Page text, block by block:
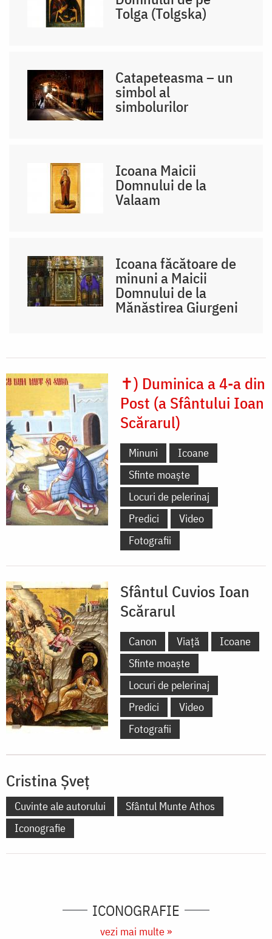
Tolga (Tolgska)
Catapeteasma – un
simbol al
simbolurilor
Icoana Maicii
Domnului de la
Valaam
Icoana făcătoare de
minuni a Maicii
Domnului de la
Mănăstirea Giurgeni
✝) Duminica a 4-a din
Post (a Sfântului Ioan
Scărarul)
Minuni
Icoane
Sfinte moaște
Locuri de pelerinaj
Predici
Video
Fotografii
Sfântul Cuvios Ioan
Scărarul
Canon Viață
Icoane
Sfinte moaște
Locuri de pelerinaj
Predici
Video
Fotografii
Cristina Șveț
Cuvinte ale autorului
Sfântul Munte Athos
Iconografie
ICONOGRAFIE
vezi mai multe »